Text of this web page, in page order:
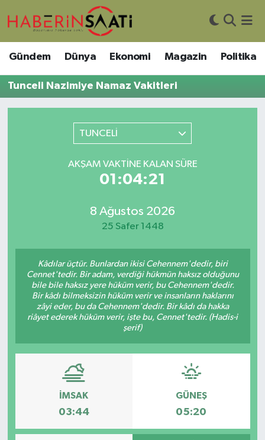
Gündem Dünya Ekonomi Magazin Politika
Tunceli Nazimiye Namaz Vakitleri
TUNCELİ
AKŞAM VAKTINE KALAN SÜRE
01:04:21
8 Ağustos 2026
25 Safer 1448
Kâdılar üçtür. Bunlardan ikisi Cehennem'dedir, biri
Cennet'tedir. Bir adam, verdiği hükmün haksız olduğunu
bile bile haksız yere hüküm verir, bu Cehennem'dedir.
Bir kâdı bilmeksizin hüküm verir ve insanların haklarını
zâyi eder, bu da Cehennem'dedir. Bir kâdı da hakka
riâyet ederek hüküm verir, işte bu, Cennet'tedir. (Hadis-i
şerif)
İMSAK
03:44
GÜNEŞ
05:20
Asayiş
Bilim ve Teknoloji
DIŞ HABER
Gündem
Haberde İnsan
Kültür-Sanat
Magazin
Podcast
Politika
Nöbetçi Eczaneler
Hava Durumu
Süper Lig Puan Durumu ve Fikstür
Tüm Manşetler